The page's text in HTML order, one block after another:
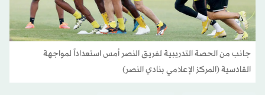
جانب من الحصة التدريبية لفريق النصر أمس استعداداً لمواجهة
القادسية (المركز الإعلامي بنادي النصر)